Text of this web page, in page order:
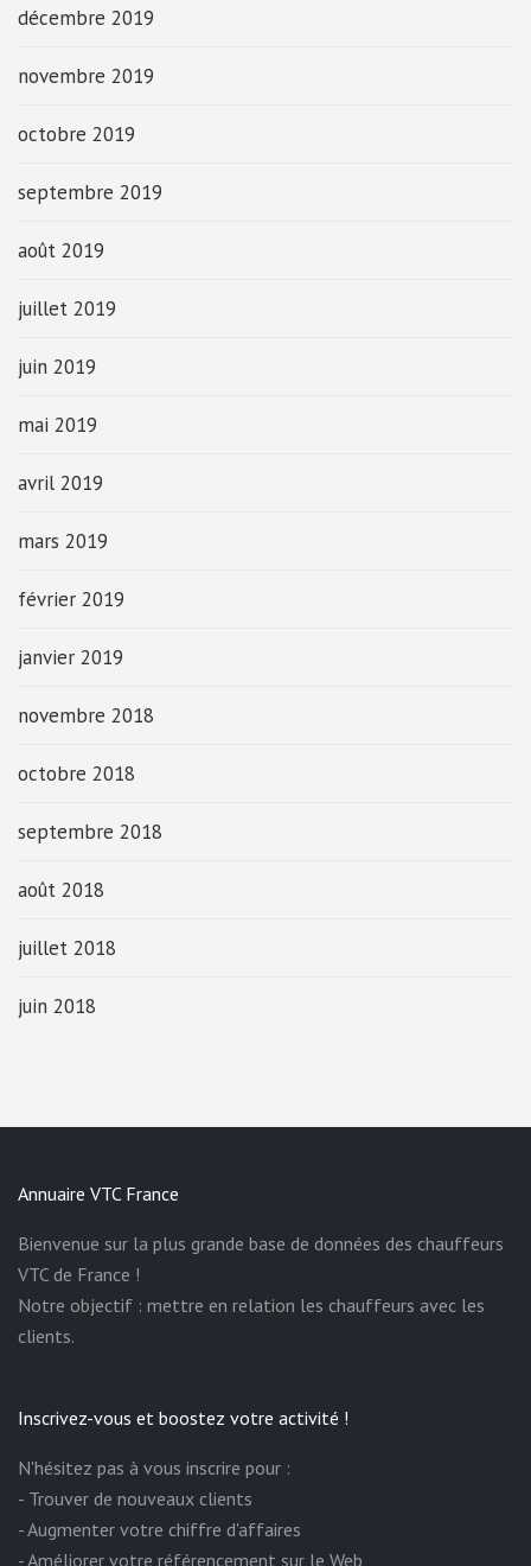
décembre 2019
novembre 2019
octobre 2019
septembre 2019
août 2019
juillet 2019
juin 2019
mai 2019
avril 2019
mars 2019
février 2019
janvier 2019
novembre 2018
octobre 2018
septembre 2018
août 2018
juillet 2018
juin 2018
Annuaire VTC France
Bienvenue sur la plus grande base de données des chauffeurs
VTC de France !
Notre objectif : mettre en relation les chauffeurs avec les
clients.
Inscrivez-vous et boostez votre activité !
N'hésitez pas à vous inscrire pour :
- Trouver de nouveaux clients
- Augmenter votre chiffre d'affaires
- Améliorer votre référencement sur le Web